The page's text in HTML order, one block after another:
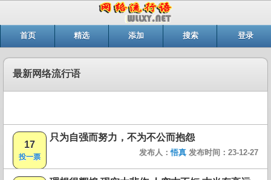
首页 精选 添加 搜索 登录
最新网络流行语
17
投一票
只为自强而努力，不为不公而抱怨
发布人：悟真 发布时间：23-12-27